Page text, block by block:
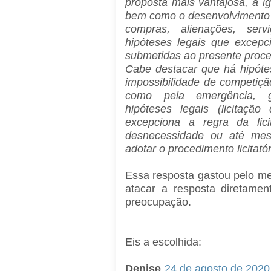
proposta mais vantajosa, a
bem como o
compras, alienações,
hipóteses legais que
submetidas ao presente
Cabe destacar que há
impossibilidade de
como pela emergência,
hipóteses legais (licitação
excepciona a regra da
desnecessidade ou até
adotar o procedimento
Essa resposta gastou pelo
atacar a resposta
preocupação.
Eis a escolhida: